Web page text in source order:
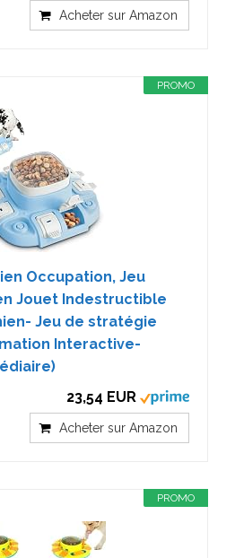
Acheter sur Amazon
PROMO
Occupation, Jeu
Jouet Indestructible
Jeu de stratégie
Interactive-
23,54 EUR
Acheter sur Amazon
PROMO